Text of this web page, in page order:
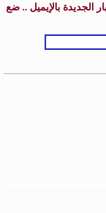
الجديدة بالإيميل .. ضع